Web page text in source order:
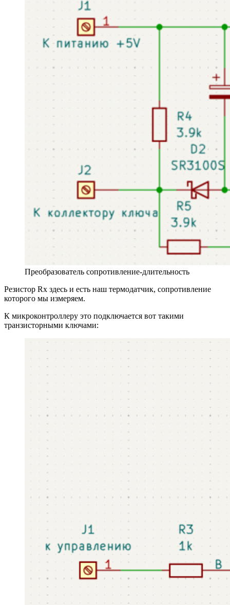
Преобразователь сопротивление-длительность
Резистор Rx здесь и есть наш термодатчик, сопротивление
которого мы измеряем.
К микроконтроллеру это подключается вот такими
транзисторными ключами: